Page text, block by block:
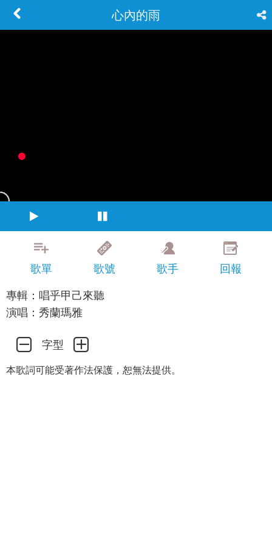
心內的雨
歌單 歌號 歌手
回報
專輯：唱乎甲己來聽
演唱：秀蘭瑪雅
字型
本歌詞可能受著作法保護，恕無法提供。